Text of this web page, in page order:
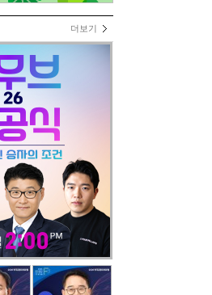
더보기